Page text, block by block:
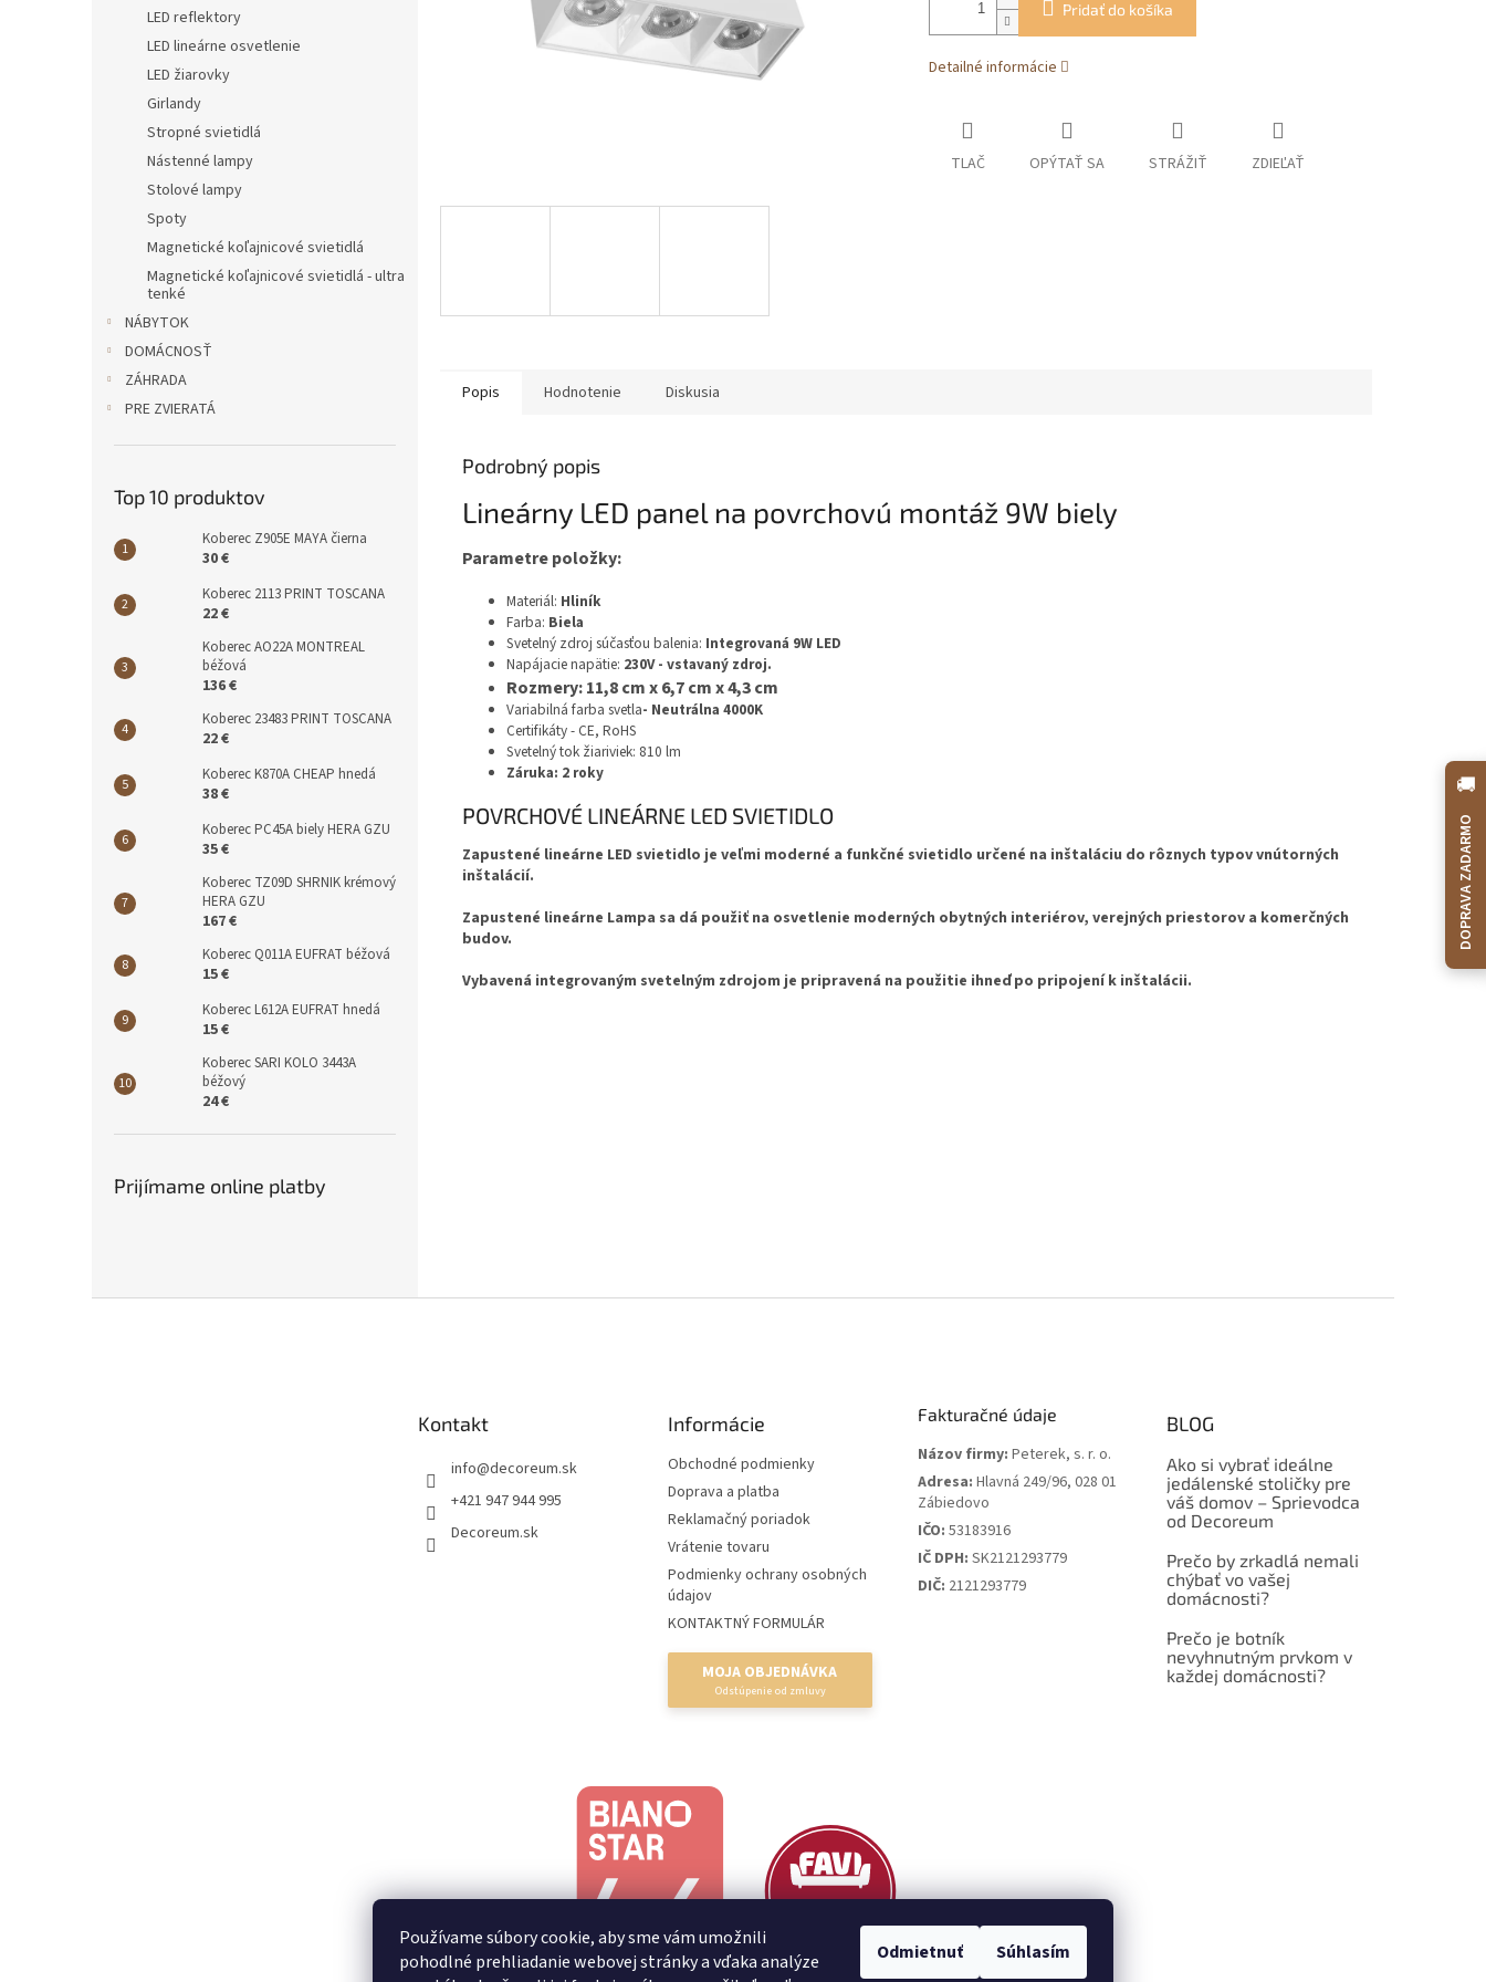
Používame súbory cookie, aby sme vám umožnili
pohodlné prehliadanie webovej stránky a vďaka analýze
Odmietnuť Súhlasím
LED reflektory
LED lineárne osvetlenie
LED žiarovky
Girlandy
Stropné svietidlá
Nástenné lampy
Stolové lampy
Spoty
Magnetické koľajnicové svietidlá
Magnetické koľajnicové svietidlá - ultra
tenké
NÁBYTOK
DOMÁCNOSŤ
ZÁHRADA
PRE ZVIERATÁ
Top 10 produktov
Koberec Z905E MAYA čierna
30 €
Koberec 2113 PRINT TOSCANA
22 €
Koberec AO22A MONTREAL
béžová
136 €
Koberec 23483 PRINT TOSCANA
22 €
Koberec K870A CHEAP hnedá
38 €
Koberec PC45A biely HERA GZU
35 €
Koberec TZ09D SHRNIK krémový
HERA GZU
167 €
Koberec Q011A EUFRAT béžová
15 €
Koberec L612A EUFRAT hnedá
15 €
Koberec SARI KOLO 3443A
béžový
24 €
Prijímame online platby
Pridať do košíka
Detailné informácie
TLAČ OPÝTAŤ SA STRÁŽIŤ ZDIEĽAŤ
Popis Hodnotenie Diskusia
Podrobný popis
Lineárny LED panel na povrchovú montáž 9W biely
Parametre položky:
Materiál: Hliník
Farba: Biela
Svetelný zdroj súčasťou balenia: Integrovaná 9W LED
Napájacie napätie: 230V - vstavaný zdroj.
Rozmery: 11,8 cm x 6,7 cm x 4,3 cm
Variabilná farba svetla- Neutrálna 4000K
Certifikáty - CE, RoHS
Svetelný tok žiariviek: 810 lm
Záruka: 2 roky
POVRCHOVÉ LINEÁRNE LED SVIETIDLO
Zapustené lineárne LED svietidlo je veľmi moderné a funkčné svietidlo určené na inštaláciu do rôznych typov vnútorných
inštalácií.
Zapustené lineárne Lampa sa dá použiť na osvetlenie moderných obytných interiérov, verejných priestorov a komerčných
budov.
Vybavená integrovaným svetelným zdrojom je pripravená na použitie ihneď po pripojení k inštalácii.
Kontakt
info@decoreum.sk
+421 947 944 995
Decoreum.sk
Informácie
Obchodné podmienky
Doprava a platba
Reklamačný poriadok
Vrátenie tovaru
Podmienky ochrany osobných
údajov
KONTAKTNÝ FORMULÁR
MOJA OBJEDNÁVKA
Fakturačné údaje
Názov firmy: Peterek, s. r. o.
Adresa: Hlavná 249/96, 028 01
Zábiedovo
IČO: 53183916
IČ DPH: SK2121293779
DIČ: 2121293779
BLOG
Ako si vybrať ideálne
jedálenské stoličky pre
váš domov – Sprievodca
od Decoreum
Prečo by zrkadlá nemali
chýbať vo vašej
domácnosti?
Prečo je botník
nevyhnutným prvkom v
každej domácnosti?
🚚
DOPRAVA ZADARMO